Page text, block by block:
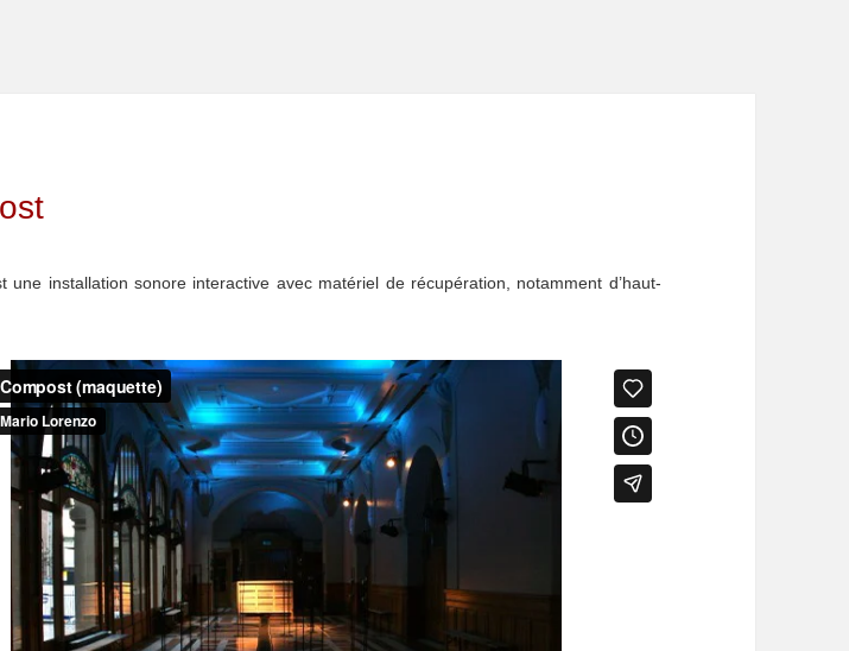
une installation sonore interactive avec matériel de récupération, notamment d’haut-